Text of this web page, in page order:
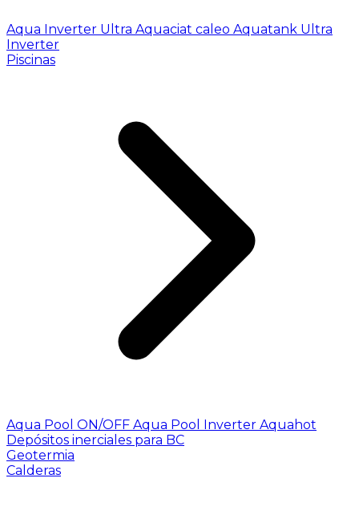
Aqua Inverter Ultra Aquaciat caleo Aquatank Ultra
Inverter
Piscinas
Aqua Pool ON/OFF Aqua Pool Inverter Aquahot
Depósitos inerciales para BC
Geotermia
Calderas